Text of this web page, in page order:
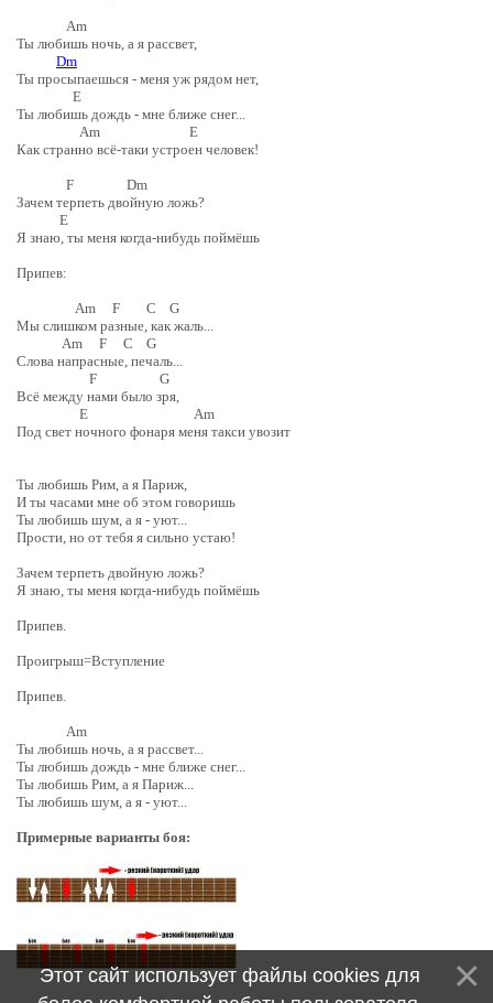
Am
Ты любишь ночь, а я рассвет,
Dm
Ты просыпаешься - меня уж рядом нет,
E
Ты любишь дождь - мне ближе снег...
Am E
Как странно всё-таки устроен человек!
F Dm
Зачем терпеть двойную ложь?
E
Я знаю, ты меня когда-нибудь поймёшь
Припев:
Am F C G
Мы слишком разные, как жаль...
Am F C G
Слова напрасные, печаль...
F G
Всё между нами было зря,
E Am
Под свет ночного фонаря меня такси увозит
Ты любишь Рим, а я Париж,
И ты часами мне об этом говоришь
Ты любишь шум, а я - уют...
Прости, но от тебя я сильно устаю!
Зачем терпеть двойную ложь?
Я знаю, ты меня когда-нибудь поймёшь
Припев.
Проигрыш=Вступление
Припев.
Am
Ты любишь ночь, а я рассвет...
Ты любишь дождь - мне ближе снег...
Ты любишь Рим, а я Париж...
Ты любишь шум, а я - уют...
Примерные варианты боя:
Этот сайт использует файлы cookies для